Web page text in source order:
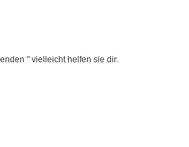
" vielleicht helfen sie dir.